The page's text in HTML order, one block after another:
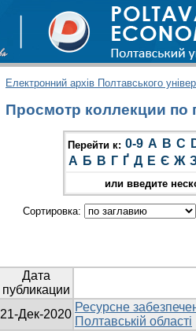
Електронний архів Полтавського
Просмотр коллекции по
Перейти к: 0-9 A B C
А Б В Г Ґ Д Е Є Ж
или введите
Сортировка:
Дата
публикации
21-Дек-2020
Ресурсне
Полтавській області